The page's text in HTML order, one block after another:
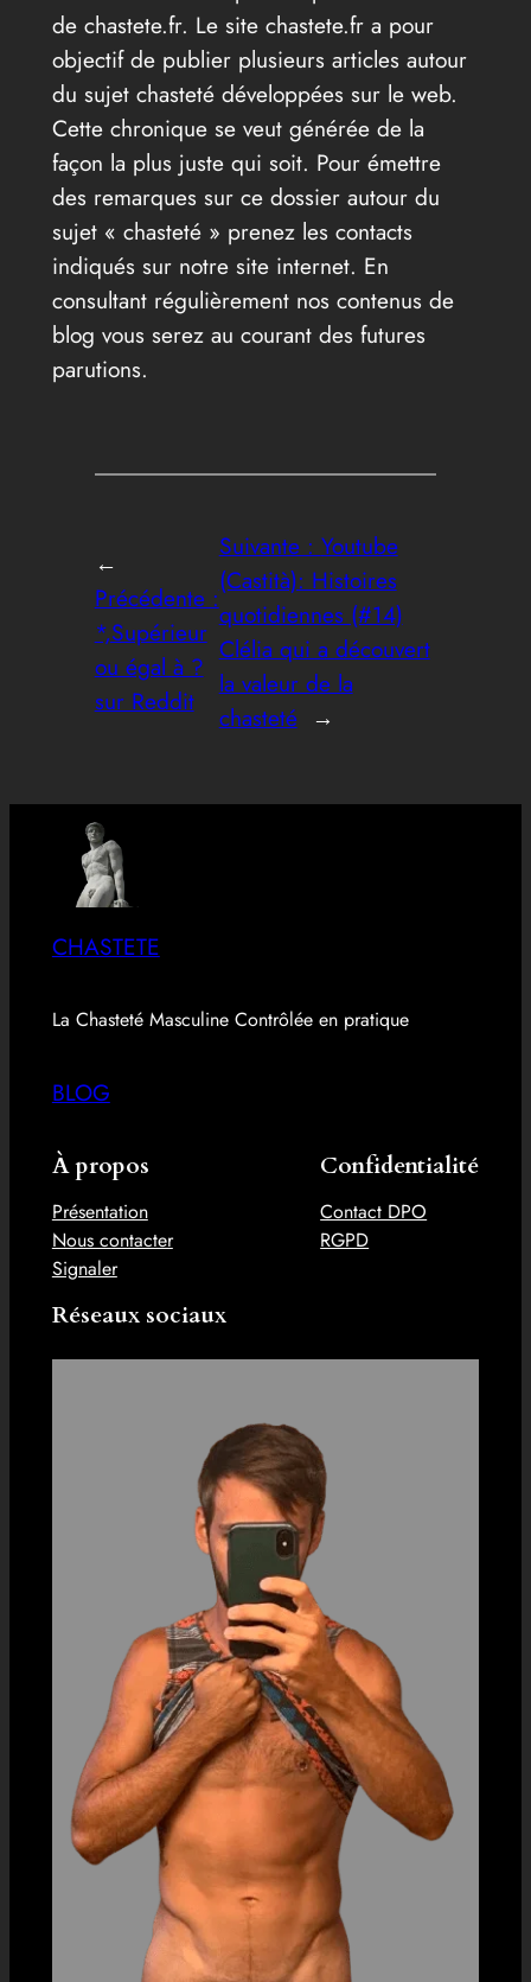
de chastete.fr. Le site chastete.fr a pour
objectif de publier plusieurs articles autour
du sujet chasteté développées sur le web.
Cette chronique se veut générée de la
façon la plus juste qui soit. Pour émettre
des remarques sur ce dossier autour du
sujet « chasteté » prenez les contacts
indiqués sur notre site internet. En
consultant régulièrement nos contenus de
blog vous serez au courant des futures
parutions.
←
Précédente :
*,Supérieur
ou égal à ?
sur Reddit
Suivante : Youtube
(Castità): Histoires
quotidiennes (#14)
Clélia qui a découvert
la valeur de la
chasteté →
CHASTETE
La Chasteté Masculine Contrôlée en pratique
BLOG
À propos
Présentation
Nous contacter
Signaler
Confidentialité
Contact DPO
RGPD
Réseaux sociaux